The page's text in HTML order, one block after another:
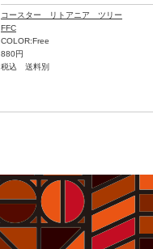
コースター リトアニア ツリー
FFC
COLOR:Free
880円
税込 送料別